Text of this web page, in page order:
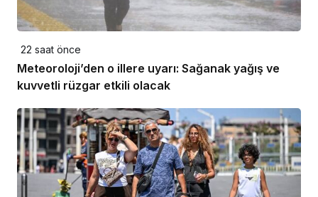
22 saat önce
Meteoroloji’den o illere uyarı: Sağanak yağış ve
kuvvetli rüzgar etkili olacak